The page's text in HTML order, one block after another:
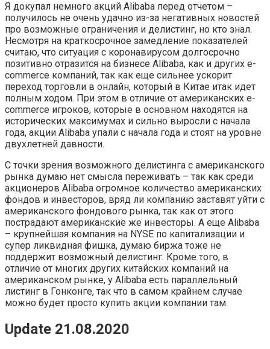
Я докупал немного акций Alibaba перед отчетом –
получилось не очень удачно из-за негативных новостей
про возможные ограничения и делистинг, но кто знал.
Несмотря на краткосрочное замедление показателей
считаю, что ситуация с коронавирусом долгосрочно
позитивно отразится на бизнесе Alibaba, как и других e-
commerce компаний, так как еще сильнее ускорит
переход торговли в онлайн, который в Китае итак идет
полным ходом. При этом в отличие от американских e-
commerce игроков, которые в основном находятся на
исторических максимумах и сильно выросли с начала
года, акции Alibaba упали с начала года и стоят на уровне
двухлетней давности.
С точки зрения возможного делистинга с американского
рынка думаю нет смысла переживать – так как среди
акционеров Alibaba огромное количество американских
фондов и инвесторов, вряд ли компанию заставят уйти с
американского фондового рынка, так как от этого
пострадают американские же инвесторы. А еще Alibaba
– крупнейшая компания на NYSE по капитализации и
супер ликвидная фишка, думаю биржа тоже не
поддержит возможный делистинг. Кроме того, в
отличие от многих других китайских компаний на
американском рынке, у Alibaba есть параллельный
листинг в Гонконге, так что в самом крайнем случае
можно будет просто купить акции компании там.
Update 21.08.2020